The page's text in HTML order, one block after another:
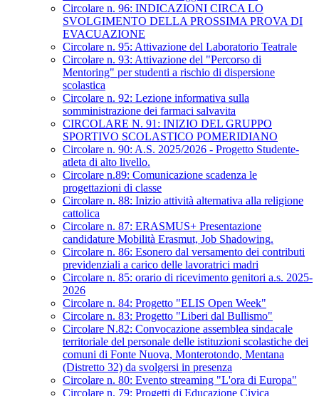
Circolare n. 96: INDICAZIONI CIRCA LO
SVOLGIMENTO DELLA PROSSIMA PROVA DI
EVACUAZIONE
Circolare n. 95: Attivazione del Laboratorio Teatrale
Circolare n. 93: Attivazione del "Percorso di
Mentoring" per studenti a rischio di dispersione
scolastica
Circolare n. 92: Lezione informativa sulla
somministrazione dei farmaci salvavita
CIRCOLARE N. 91: INIZIO DEL GRUPPO
SPORTIVO SCOLASTICO POMERIDIANO
Circolare n. 90: A.S. 2025/2026 - Progetto Studente-
atleta di alto livello.
Circolare n.89: Comunicazione scadenza le
progettazioni di classe
Circolare n. 88: Inizio attività alternativa alla religione
cattolica
Circolare n. 87: ERASMUS+ Presentazione
candidature Mobilità Erasmut, Job Shadowing.
Circolare n. 86: Esonero dal versamento dei contributi
previdenziali a carico delle lavoratrici madri
Circolare n. 85: orario di ricevimento genitori a.s. 2025-
2026
Circolare n. 84: Progetto "ELIS Open Week"
Circolare n. 83: Progetto "Liberi dal Bullismo"
Circolare N.82: Convocazione assemblea sindacale
territoriale del personale delle istituzioni scolastiche dei
comuni di Fonte Nuova, Monterotondo, Mentana
(Distretto 32) da svolgersi in presenza
Circolare n. 80: Evento streaming "L'ora di Europa"
Circolare n. 79: Progetti di Educazione Civica